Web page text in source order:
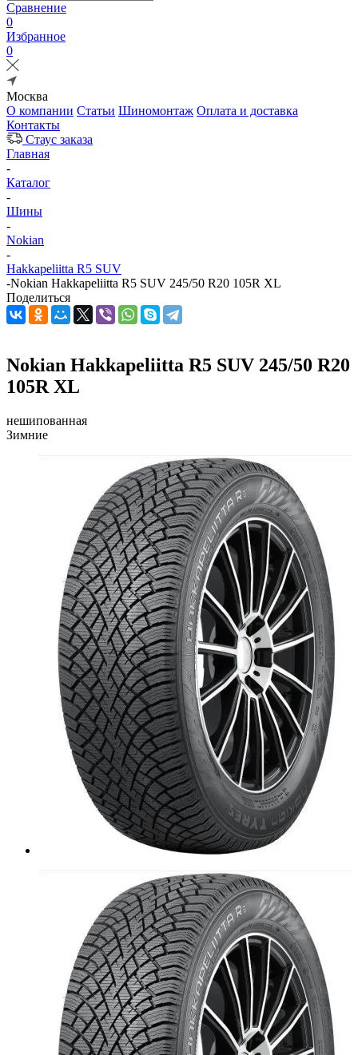
Сравнение
0
Избранное
0
Москва
О компании Статьи Шиномонтаж Оплата и доставка
Контакты
Стаус заказа
Главная
-
Каталог
-
Шины
-
Nokian
-
Hakkapeliitta R5 SUV
-Nokian Hakkapeliitta R5 SUV 245/50 R20 105R XL
Поделиться
Nokian Hakkapeliitta R5 SUV 245/50 R20
105R XL
нешипованная
Зимние